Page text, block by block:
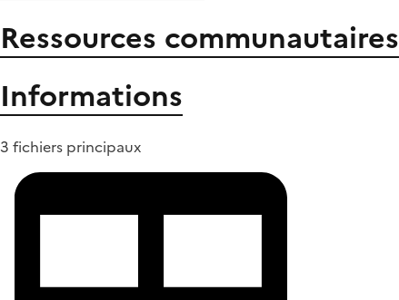
Ressources communautaires
Informations
3 fichiers principaux